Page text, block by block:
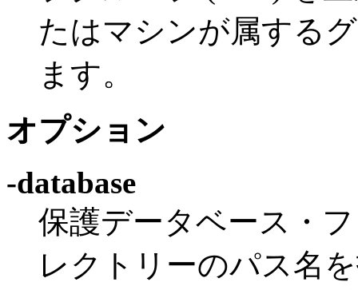
たはマシンが属する
ます。
オプション
-database
保護データベース・
レクトリーのパス名